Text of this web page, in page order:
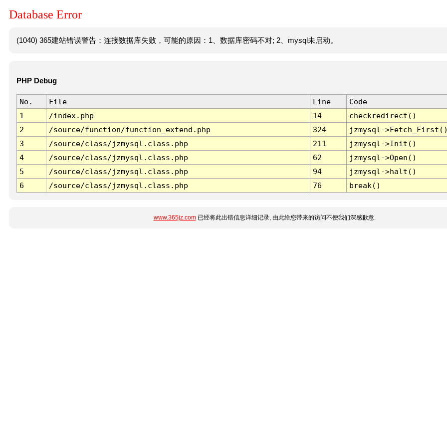
Database Error
(1040) 365建站错误警告：连接数据库失败，可能的原因：1、数据库密码不对; 2、mysql未启动。
PHP Debug
No. File Line
Code
1
/index.php 14
checkredirect()
2
/source/function/function_extend.php 324
jzmysql-
3
/source/class/jzmysql.class.php 211
jzmysql->Init()
4
/source/class/jzmysql.class.php 62
jzmysql->Open()
5
/source/class/jzmysql.class.php 94
jzmysql->halt()
6
/source/class/jzmysql.class.php 76 break()
www.365jz.com已经将此出错信息详细记录, 由此给您带来的访问不便我们深感歉意.